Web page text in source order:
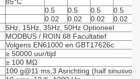
85°C
0.5 0.5 0.5 0.5
0.02 0.02 0.02 0.02
5Hz, 15Hz, 35Hz, 50Hz Optioneel
MODBUS / ROIN 68 Facultatief
Volgens EN61000 en GBT17626c
≥ 50000 uur/tijd
≥ 100 MΩ
100 g@11 ms,3 Asrichting (half